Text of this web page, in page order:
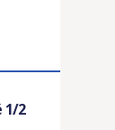
1/2